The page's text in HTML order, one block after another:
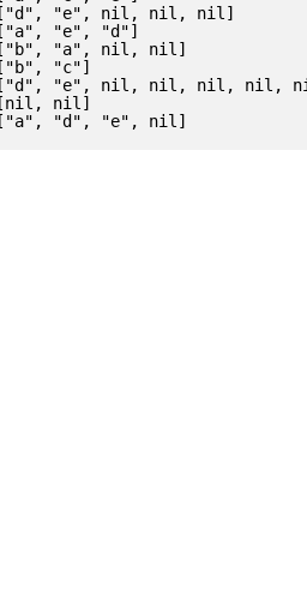
["d", "e", nil, nil, nil]
"e", "d"]
["b", "a", nil, nil]
"c"]
["d", "e", nil, nil, nil, nil,
[nil, nil]